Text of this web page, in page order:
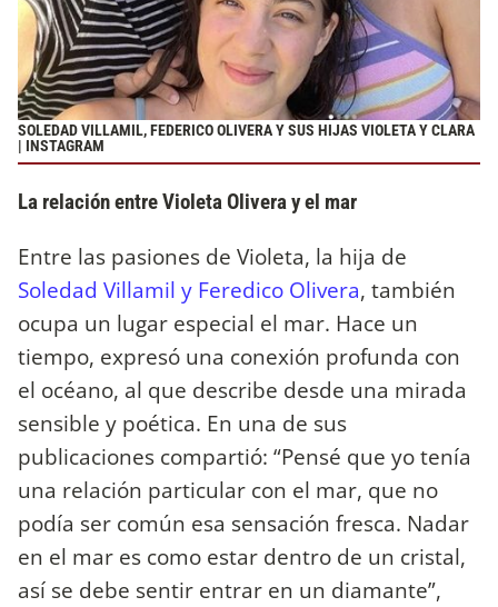
SOLEDAD VILLAMIL, FEDERICO OLIVERA Y SUS HIJAS VIOLETA Y CLARA
| INSTAGRAM
La relación entre Violeta Olivera y el mar
Entre las pasiones de Violeta, la hija de
Soledad Villamil y Feredico Olivera, también
ocupa un lugar especial el mar. Hace un
tiempo, expresó una conexión profunda con
el océano, al que describe desde una mirada
sensible y poética. En una de sus
publicaciones compartió: “Pensé que yo tenía
una relación particular con el mar, que no
podía ser común esa sensación fresca. Nadar
en el mar es como estar dentro de un cristal,
así se debe sentir entrar en un diamante”,